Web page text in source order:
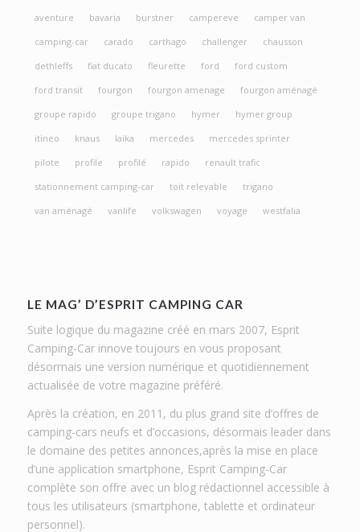
aventure
bavaria burstner campereve
camper van
camping-car
carado carthago challenger
chausson
dethleffs
fiat ducato fleurette ford
ford custom
ford transit
fourgon fourgon amenage
fourgon aménagé
groupe rapido
groupe trigano hymer
hymer group
itineo
knaus laika mercedes
mercedes sprinter
pilote
profile profilé rapido
renault trafic
stationnement camping-car
toit relevable
trigano
van aménagé
vanlife volkswagen voyage westfalia
LE MAG’ D’ESPRIT CAMPING CAR
Suite logique du magazine créé en mars 2007, Esprit
Camping-Car innove toujours en vous proposant
désormais une version numérique et quotidiennement
actualisée de votre magazine préféré.
Après la création, en 2011, du plus grand site d’offres de
camping-cars neufs et d’occasions, désormais leader dans
le domaine des petites annonces,après la mise en place
d’une application smartphone, Esprit Camping-Car
complète son offre avec un blog rédactionnel accessible à
tous les utilisateurs (smartphone, tablette et ordinateur
personnel).